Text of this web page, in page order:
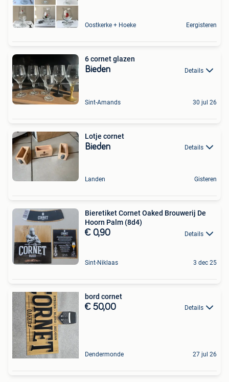
Oostkerke + Hoeke Eergisteren
6 cornet glazen
Bieden Details
Sint-Amands 30 jul 26
Lotje cornet
Bieden Details
Landen Gisteren
Bieretiket Cornet Oaked Brouwerij De
Hoorn Palm (8d4)
€ 0,90 Details
Sint-Niklaas 3 dec 25
bord cornet
€ 50,00 Details
Dendermonde 27 jul 26